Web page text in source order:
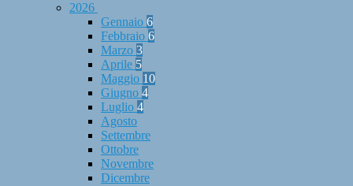
2026
Gennaio 6
Febbraio 6
Marzo 3
Aprile 5
Maggio 10
Giugno 4
Luglio 4
Agosto
Settembre
Ottobre
Novembre
Dicembre